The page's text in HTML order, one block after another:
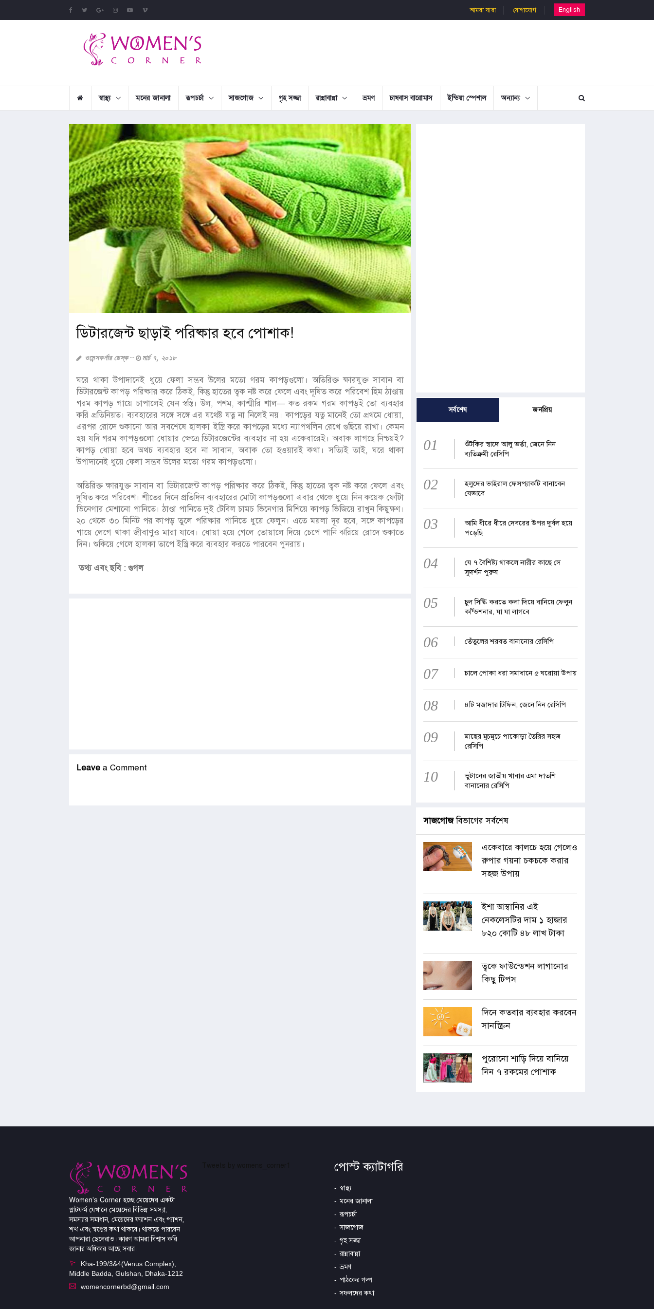
আমরা যারা যোগাযোগ English
স্বাস্থ্য মনের জানালা রূপচর্চা সাজগোজ গৃহ সজ্জা রান্নাবান্না ভ্রমণ চাষবাস বারোমাস ইন্ডিয়া স্পেশাল অন্যান্য
ডিটারজেন্ট ছাড়াই পরিষ্কার হবে পোশাক!
ওমেন্সকর্নার ডেস্ক মার্চ ৭, ২০১৮
ঘরে থাকা উপাদানেই ধুয়ে ফেলা সম্ভব উলের মতো গরম কাপড়গুলো। অতিরিক্ত ক্ষারযুক্ত সাবান বা
ডিটারজেন্ট কাপড় পরিষ্কার করে ঠিকই, কিন্তু হাতের ত্বক নষ্ট করে ফেলে এবং দূষিত করে পরিবেশ হিম ঠাণ্ডায়
গরম কাপড় গায়ে চাপালেই যেন স্বস্তি। উল, পশম, কাশ্মীরি শাল— কত রকম গরম কাপড়ই তো ব্যবহার
করি প্রতিনিয়ত। ব্যবহারের সঙ্গে সঙ্গে এর যথেষ্ট যত্ন না নিলেই নয়। কাপড়ের যত্ন মানেই তো প্রথমে ধোয়া,
এরপর রোদে শুকানো আর সবশেষে হালকা ইস্ত্রি করে কাপড়ের মধ্যে ন্যাপথলিন রেখে গুছিয়ে রাখা। কেমন
হয় যদি গরম কাপড়গুলো ধোয়ার ক্ষেত্রে ডিটারজেন্টের ব্যবহার না হয় একেবারেই। অবাক লাগছে নিশ্চয়ই?
কাপড় ধোয়া হবে অথচ ব্যবহার হবে না সাবান, অবাক তো হওয়ারই কথা। সত্যিই তাই, ঘরে থাকা
উপাদানেই ধুয়ে ফেলা সম্ভব উলের মতো গরম কাপড়গুলো।
অতিরিক্ত ক্ষারযুক্ত সাবান বা ডিটারজেন্ট কাপড় পরিষ্কার করে ঠিকই, কিন্তু হাতের ত্বক নষ্ট করে ফেলে এবং
দূষিত করে পরিবেশ। শীতের দিনে প্রতিদিন ব্যবহারের মোটা কাপড়গুলো এবার থেকে ধুয়ে নিন কয়েক ফোঁটা
ভিনেগার মেশানো পানিতে। ঠাণ্ডা পানিতে দুই টেবিল চামচ ভিনেগার মিশিয়ে কাপড় ভিজিয়ে রাখুন কিছুক্ষণ।
২০ থেকে ৩০ মিনিট পর কাপড় তুলে পরিষ্কার পানিতে ধুয়ে ফেলুন। এতে ময়লা দূর হবে, সঙ্গে কাপড়ের
গায়ে লেগে থাকা জীবাণুও মারা যাবে। ধোয়া হয়ে গেলে তোয়ালে দিয়ে চেপে পানি ঝরিয়ে রোদে শুকাতে
দিন। শুকিয়ে গেলে হালকা তাপে ইস্ত্রি করে ব্যবহার করতে পারবেন পুনরায়।
তথ্য এবং ছবি : গুগল
Leave a Comment
সর্বশেষ জনপ্রিয়
01
শুঁটকির স্বাদে আলু ভর্তা, জেনে নিন
ব্যতিক্রমী রেসিপি
02
হলুদের ভাইরাল ফেসপ্যাকটি বানাবেন
যেভাবে
03
আমি ধীরে ধীরে দেবরের উপর দুর্বল হয়ে
পড়েছি
04
যে ৭ বৈশিষ্ট্য থাকলে নারীর কাছে সে
সুদর্শন পুরুষ
05
চুল সিল্কি করতে কলা দিয়ে বানিয়ে ফেলুন
কন্ডিশনার, যা যা লাগবে
06 তেঁতুলের শরবত বানানোর রেসিপি
07 চালে পোকা ধরা সমাধানে ৫ ঘরোয়া উপায়
08 ৪টি মজাদার টিফিন, জেনে নিন রেসিপি
09
মাছের মুচমুচে পাকোড়া তৈরির সহজ
রেসিপি
10
ভুটানের জাতীয় খাবার এমা দাতশি
বানানোর রেসিপি
সাজগোজবিভাগের সর্বশেষ
একেবারে কালচে হয়ে গেলেও
রুপার গয়না চকচকে করার
সহজ উপায়
ইশা আম্বানির এই
নেকলেসটির দাম ১ হাজার
৮২০ কোটি ৪৮ লাখ টাকা
ত্বকে ফাউন্ডেশন লাগানোর
কিছু টিপস
দিনে কতবার ব্যবহার করবেন
সানস্ক্রিন
পুরোনো শাড়ি দিয়ে বানিয়ে
নিন ৭ রকমের পোশাক
Women's Corner হচ্ছে মেয়েদের একটা
প্লাটফর্ম যেখানে মেয়েদের বিভিন্ন সমস্যা,
সমস্যার সমাধান, মেয়েদের ফ্যাশন এবং প্যাশন,
শখ এবং স্বপ্নের কথা থাকবে। থাকতে পারবেন
আপনারা ছেলেরাও। কারণ আমরা বিশ্বাস করি
জানার অধিকার আছে সবার।
Kha-199/3&4(Venus Complex),
Middle Badda, Gulshan, Dhaka-1212
womencornerbd@gmail.com
পোস্ট ক্যাটাগরি
স্বাস্থ্য
মনের জানালা
রূপচর্চা
সাজগোজ
গৃহ সজ্জা
রান্নাবান্না
ভ্রমণ
পাঠকের গল্প
সফলদের কথা